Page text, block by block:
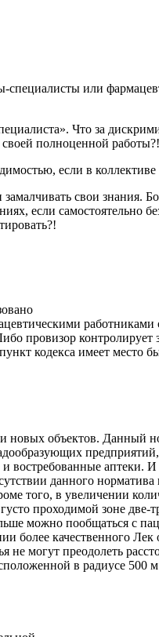
специалисты или
Что за
своей полноценной работы?!
если в
свои знания.
если самостоятельно
провизор
кодекса имеет место
новых объектов. Данный
востребованные
данного
того, в увеличении
проходимой зоне две-
можно пообщаться с
более качественного
не могут преодолеть
в радиусе 500